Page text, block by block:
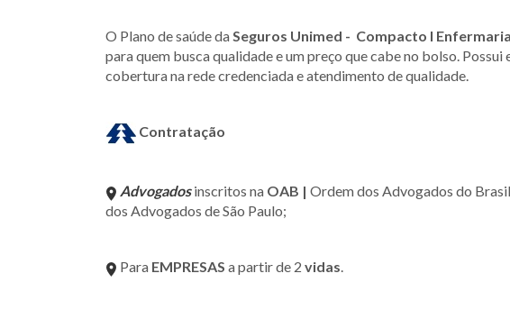
O Plano de saúde daSeguros Unimed - Compacto I
para quem busca qualidade e um preço que cabe no bolso.
cobertura na rede credenciada e atendimento de qualidade.
Contratação
Advogadosinscritos na OAB | Ordem dos Advogados do
dos Advogados de São Paulo;
Para EMPRESAS a partir de 2 vidas.